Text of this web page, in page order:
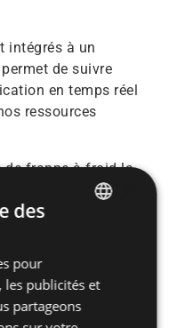
intégrés à un
de suivre
en temps réel
ressources
de frappe à froid la
et nous la
lorsque la
nous
de profilage.
et de laminage
poinçons cassés
des
pour
les publicités et
partageons